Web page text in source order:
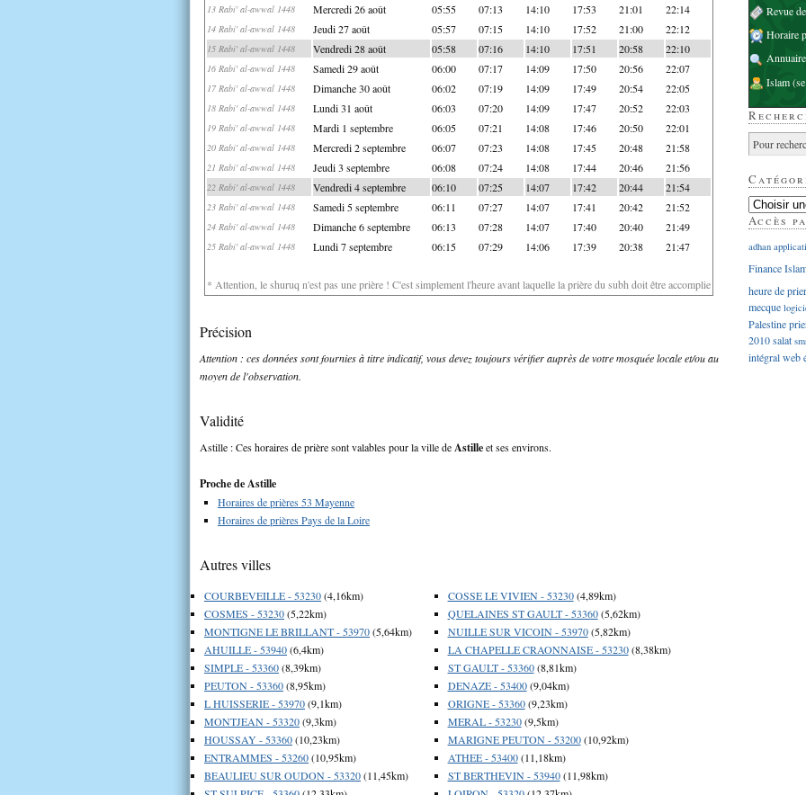
13 Rabi' al-awwal 1448 Mercredi 26 août 05:55 07:13 14:10 17:53 21:01 22:14
14 Rabi' al-awwal 1448 Jeudi 27 août 05:57 07:15 14:10 17:52 21:00 22:12
15 Rabi' al-awwal 1448 Vendredi 28 août 05:58 07:16 14:10 17:51 20:58 22:10
16 Rabi' al-awwal 1448 Samedi 29 août 06:00 07:17 14:09 17:50 20:56 22:07
17 Rabi' al-awwal 1448 Dimanche 30 août 06:02 07:19 14:09 17:49 20:54 22:05
18 Rabi' al-awwal 1448 Lundi 31 août 06:03 07:20 14:09 17:47 20:52 22:03
19 Rabi' al-awwal 1448 Mardi 1 septembre 06:05 07:21 14:08 17:46 20:50 22:01
20 Rabi' al-awwal 1448 Mercredi 2 septembre 06:07 07:23 14:08 17:45 20:48 21:58
21 Rabi' al-awwal 1448 Jeudi 3 septembre 06:08 07:24 14:08 17:44 20:46 21:56
22 Rabi' al-awwal 1448 Vendredi 4 septembre 06:10 07:25 14:07 17:42 20:44 21:54
23 Rabi' al-awwal 1448 Samedi 5 septembre 06:11 07:27 14:07 17:41 20:42 21:52
24 Rabi' al-awwal 1448 Dimanche 6 septembre 06:13 07:28 14:07 17:40 20:40 21:49
25 Rabi' al-awwal 1448 Lundi 7 septembre 06:15 07:29 14:06 17:39 20:38 21:47
* Attention, le shuruq n'est pas une prière ! C'est simplement l'heure avant laquelle la prière du subh doit être accomplie
Précision
Attention : ces données sont fournies à titre indicatif, vous devez toujours vérifier auprès de votre mosquée locale et/ou au
moyen de l'observation.
Validité
Astille : Ces horaires de prière sont valables pour la ville deAstilleet ses environs.
Proche de Astille
Horaires de prières 53 Mayenne
Horaires de prières Pays de la Loire
Autres villes
COURBEVEILLE - 53230(4,16km)
COSMES - 53230(5,22km)
MONTIGNE LE BRILLANT - 53970(5,64km)
AHUILLE - 53940(6,4km)
SIMPLE - 53360(8,39km)
PEUTON - 53360(8,95km)
L HUISSERIE - 53970(9,1km)
MONTJEAN - 53320(9,3km)
HOUSSAY - 53360(10,23km)
ENTRAMMES - 53260(10,95km)
BEAULIEU SUR OUDON - 53320(11,45km)
COSSE LE VIVIEN - 53230(4,89km)
QUELAINES ST GAULT - 53360(5,62km)
NUILLE SUR VICOIN - 53970(5,82km)
LA CHAPELLE CRAONNAISE - 53230(8,38km)
ST GAULT - 53360(8,81km)
DENAZE - 53400(9,04km)
ORIGNE - 53360(9,23km)
MERAL - 53230(9,5km)
MARIGNE PEUTON - 53200(10,92km)
ATHEE - 53400(11,18km)
ST BERTHEVIN - 53940(11,98km)
Revue
Horaire
Islam
Accès
adhan
Finance
heure de
mecque
Palestine
2010salat
intégralweb